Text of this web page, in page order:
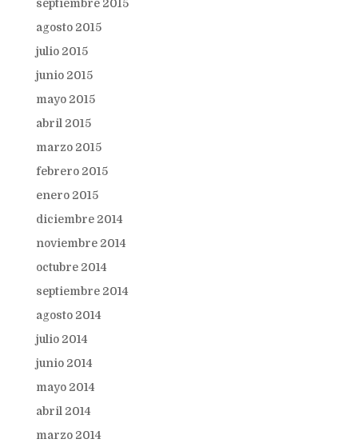
septiembre 2015
agosto 2015
julio 2015
junio 2015
mayo 2015
abril 2015
marzo 2015
febrero 2015
enero 2015
diciembre 2014
noviembre 2014
octubre 2014
septiembre 2014
agosto 2014
julio 2014
junio 2014
mayo 2014
abril 2014
marzo 2014